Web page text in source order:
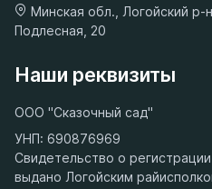
Минская обл., Логойский р-
Подлесная, 20
Наши реквизиты
ООО "Сказочный сад"
УНП: 690876969
Свидетельство о регистрации
выдано Логойским